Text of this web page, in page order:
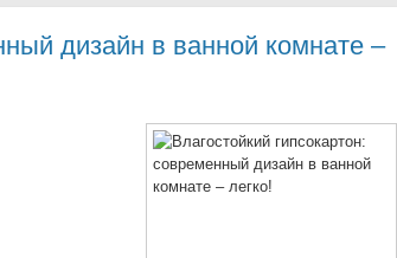
дизайн в ванной комнате –